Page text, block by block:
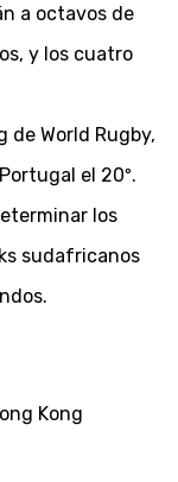
a octavos de
y los cuatro
de World Rugby,
el 20º.
los
sudafricanos
Kong